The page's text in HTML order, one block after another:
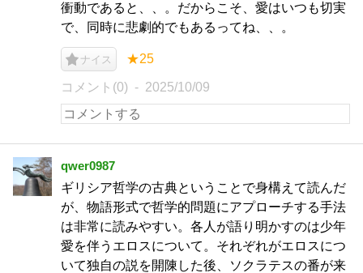
衝動であると、、。だからこそ、愛はいつも切実
で、同時に悲劇的でもあるってね、、。
ナイス ★25
コメント(0) 2025/10/09
qwer0987
ギリシア哲学の古典ということで身構えて読んだ
が、物語形式で哲学的問題にアプローチする手法
は非常に読みやすい。各人が語り明かすのは少年
愛を伴うエロスについて。それぞれがエロスにつ
いて独自の説を開陳した後、ソクラテスの番が来